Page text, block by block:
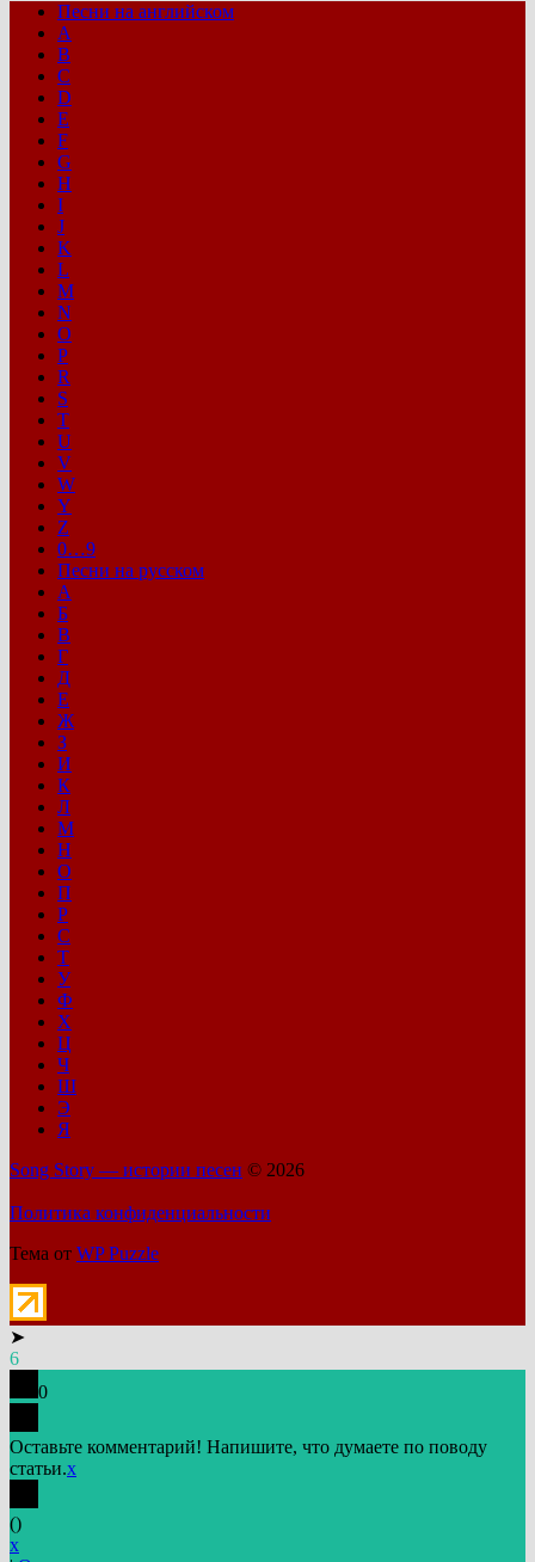
Песни на английском
A
B
C
D
E
F
G
H
I
J
K
L
M
N
O
P
R
S
T
U
V
W
Y
Z
0…9
Песни на русском
А
Б
В
Г
Д
Е
Ж
З
И
К
Л
М
Н
О
П
Р
С
Т
У
Ф
Х
Ц
Ч
Ш
Э
Я
Song Story — истории песен © 2026
Политика конфиденциальности
Тема от WP Puzzle
➤
6
0
Оставьте комментарий! Напишите, что думаете по поводу
статьи.x
()
x